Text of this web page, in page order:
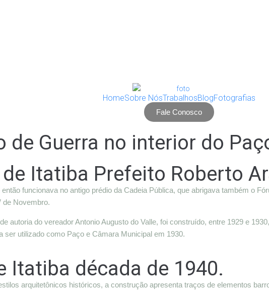
HomeSobre NósTrabalhosBlogFotografias
Fale Conosco
de Guerra no interior do
Itatiba Prefeito Roberto
funcionava no antigo prédio da Cadeia Pública, que abrigava também o
de Novembro.
autoria do vereador Antonio Augusto do Valle, foi construído, entre 1929 e
ser utilizado como Paço e Câmara Municipal em 1930.
Itatiba década de 1940.
arquitetônicos históricos, a construção apresenta traços de elementos